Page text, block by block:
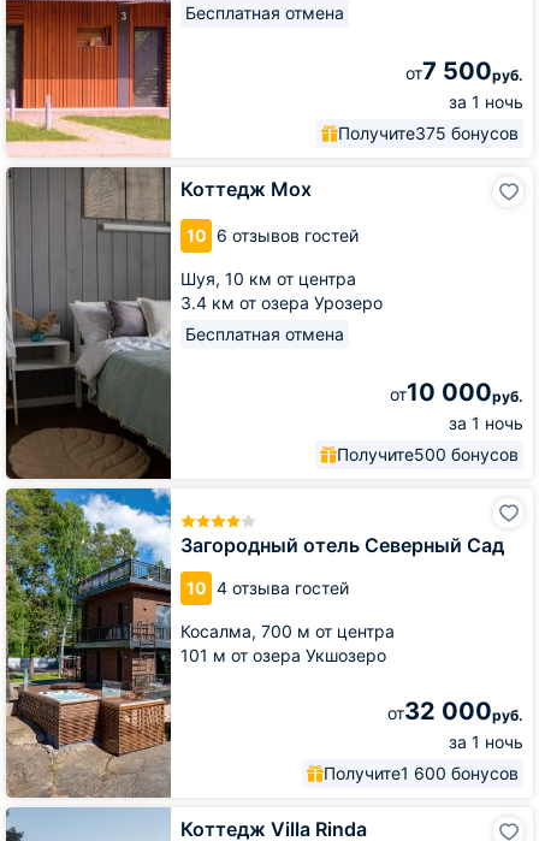
Бесплатная отмена
от7 500руб.
за 1 ночь
Получите375 бонусов
Коттедж Мох
10 6 отзывов гостей
Шуя, 10 км от центра
3.4 км от озера Урозеро
Бесплатная отмена
от10 000руб.
за 1 ночь
Получите500 бонусов
Коттедж
Загородный отель Северный Сад
10 4 отзыва гостей
Косалма, 700 м от центра
101 м от озера Укшозеро
от32 000руб.
за 1 ночь
Получите1 600 бонусов
Загородный
отель
Северный
Сад
Коттедж Villa Rinda
Коттедж